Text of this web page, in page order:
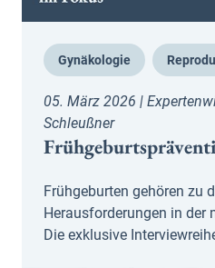
Gynäkologie
05. März 2026 |
Schleußner
Frühgeburten gehören zu
Herausforderungen in der
Die exklusive